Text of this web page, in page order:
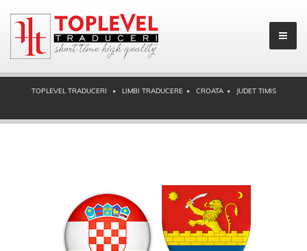
TOPLEVEL TRADUCERI LIMBI TRADUCERE CROATA JUDET TIMIS